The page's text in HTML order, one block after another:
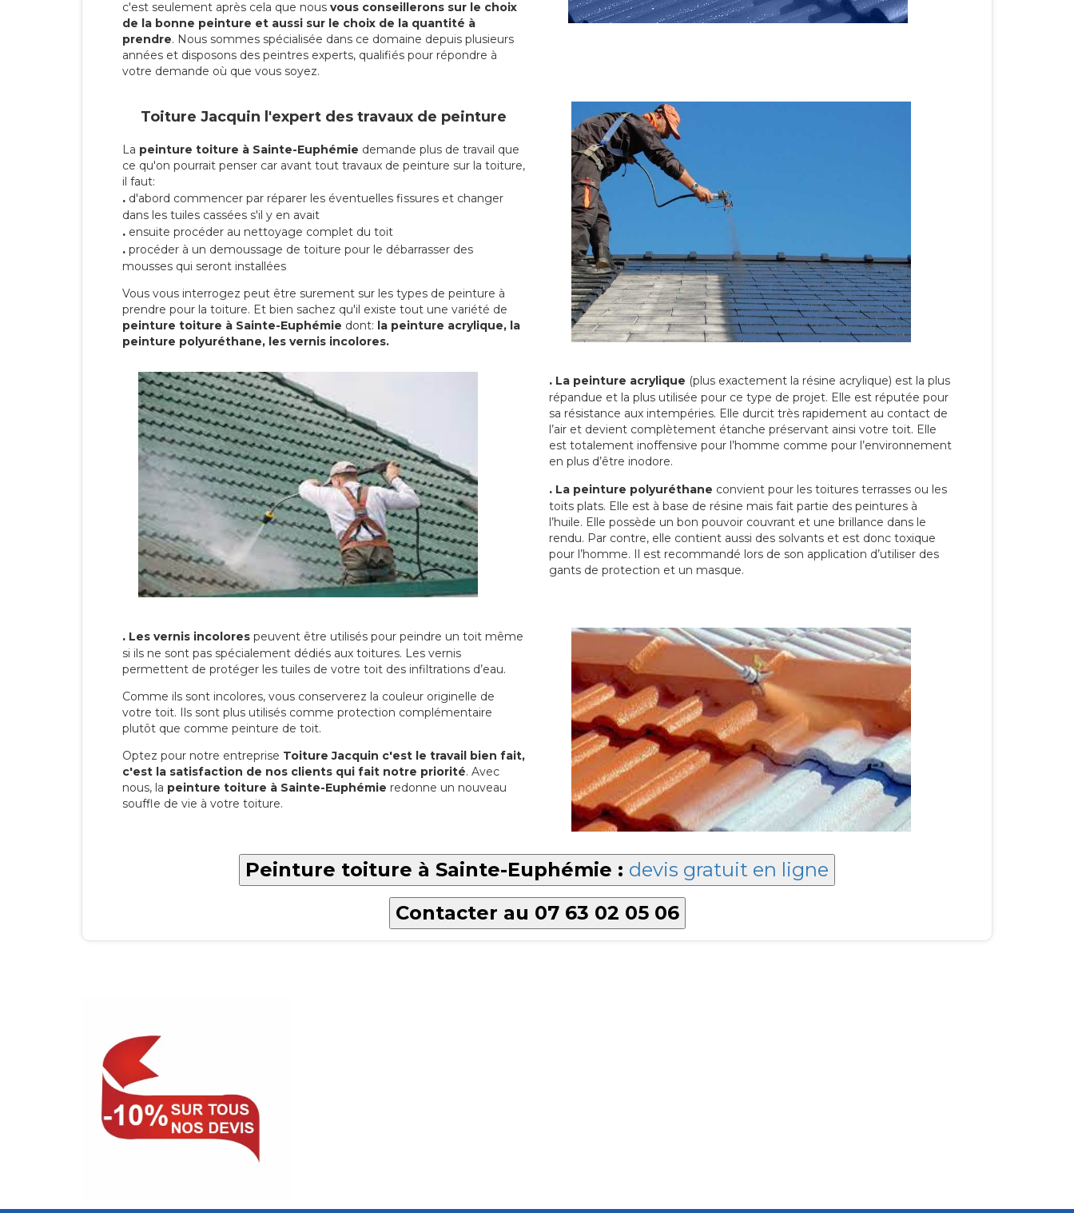
c'est seulement après cela que nous vous conseillerons sur le choix
de la bonne peinture et aussi sur le choix de la quantité à
prendre. Nous sommes spécialisée dans ce domaine depuis plusieurs
années et disposons des peintres experts, qualifiés pour répondre à
votre demande où que vous soyez.
Toiture Jacquin l'expert des travaux de peinture
La peinture toiture à Sainte-Euphémie demande plus de travail que
ce qu'on pourrait penser car avant tout travaux de peinture sur la toiture,
il faut:
. d'abord commencer par réparer les éventuelles fissures et changer
dans les tuiles cassées s'il y en avait
. ensuite procéder au nettoyage complet du toit
. procéder à un demoussage de toiture pour le débarrasser des
mousses qui seront installées
Vous vous interrogez peut être surement sur les types de peinture à
prendre pour la toiture. Et bien sachez qu'il existe tout une variété de
peinture toiture à Sainte-Euphémie dont: la peinture acrylique, la
peinture polyuréthane, les vernis incolores.
. La peinture acrylique (plus exactement la résine acrylique) est la plus
répandue et la plus utilisée pour ce type de projet. Elle est réputée pour
sa résistance aux intempéries. Elle durcit très rapidement au contact de
l’air et devient complètement étanche préservant ainsi votre toit. Elle
est totalement inoffensive pour l’homme comme pour l’environnement
en plus d’être inodore.
. La peinture polyuréthane convient pour les toitures terrasses ou les
toits plats. Elle est à base de résine mais fait partie des peintures à
l’huile. Elle possède un bon pouvoir couvrant et une brillance dans le
rendu. Par contre, elle contient aussi des solvants et est donc toxique
pour l’homme. Il est recommandé lors de son application d’utiliser des
gants de protection et un masque.
. Les vernis incolores peuvent être utilisés pour peindre un toit même
si ils ne sont pas spécialement dédiés aux toitures. Les vernis
permettent de protéger les tuiles de votre toit des infiltrations d’eau.
Comme ils sont incolores, vous conserverez la couleur originelle de
votre toit. Ils sont plus utilisés comme protection complémentaire
plutôt que comme peinture de toit.
Optez pour notre entreprise Toiture Jacquin c'est le travail bien fait,
c'est la satisfaction de nos clients qui fait notre priorité. Avec
nous, la peinture toiture à Sainte-Euphémie redonne un nouveau
souffle de vie à votre toiture.
Peinture toiture à Sainte-Euphémie : devis gratuit en ligne
Contacter au 07 63 02 05 06